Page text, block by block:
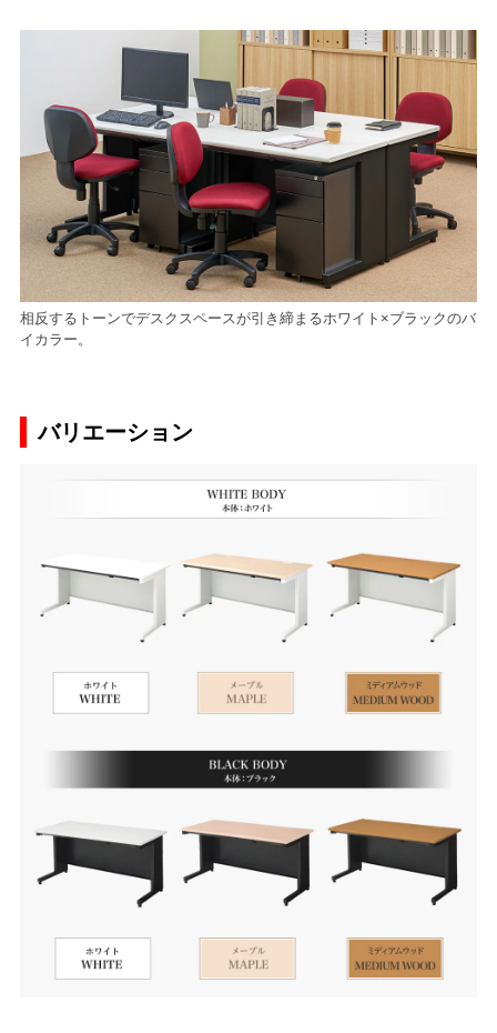
相反するトーンでデスクスペースが引き締まるホワイト×ブラックのバ
イカラー。
バリエーション